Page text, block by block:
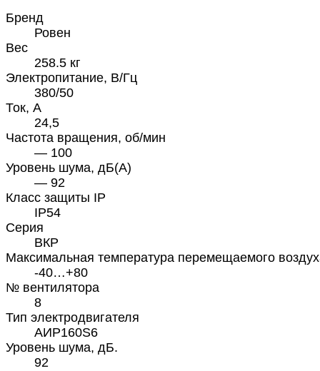
Бренд
Ровен
Вес
258.5 кг
Электропитание, В/Гц
380/50
Ток, А
24,5
Частота вращения, об/мин
— 100
Уровень шума, дБ(А)
— 92
Класс защиты IP
IP54
Серия
ВКР
Максимальная температура перемещаемого
-40…+80
№ вентилятора
8
Тип электродвигателя
АИР160S6
Уровень шума, дБ.
92